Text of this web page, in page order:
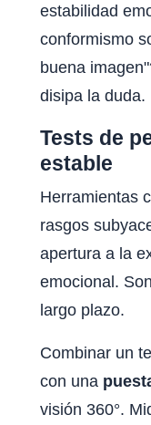
estabilidad
conformismo
buena
disipa la duda.
Tests de
estable
Herramientas
rasgos
apertura a la
emocional.
largo plazo.
Combinar un
con una
visión 360°.